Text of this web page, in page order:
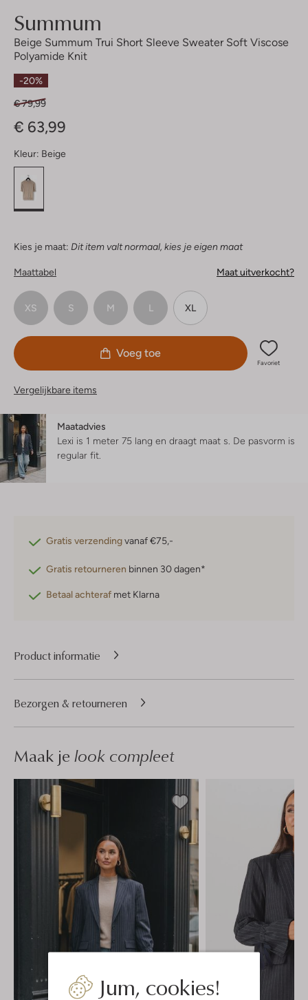
Jum, cookies!
Summum
Beige Summum Trui Short Sleeve Sweater Soft Viscose
Polyamide Knit
-20%
€ 79,99
€ 63,99
Kleur: Beige
Kies je maat: Dit item valt normaal, kies je eigen maat
Maattabel Maat uitverkocht?
XS S M L XL
Voeg toe
Favoriet
Vergelijkbare items
Maatadvies
Lexi is 1 meter 75 lang en draagt maat s. De pasvorm is
regular fit
Gratis verzendingvanaf €75,-
Gratis retourneren binnen 30 dagen*
Betaal achteraf met Klarna
Product informatie
Bezorgen & retourneren
Maak je look compleet